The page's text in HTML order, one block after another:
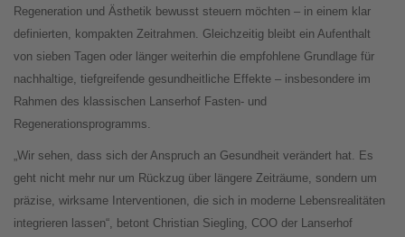
Regeneration und Ästhetik bewusst steuern möchten – in einem klar
definierten, kompakten Zeitrahmen. Gleichzeitig bleibt ein Aufenthalt
von sieben Tagen oder länger weiterhin die empfohlene Grundlage für
nachhaltige, tiefgreifende gesundheitliche Effekte – insbesondere im
Rahmen des klassischen Lanserhof Fasten- und
Regenerationsprogramms.
„Wir sehen, dass sich der Anspruch an Gesundheit verändert hat. Es
geht nicht mehr nur um Rückzug über längere Zeiträume, sondern um
präzise, wirksame Interventionen, die sich in moderne Lebensrealitäten
integrieren lassen“, betont Christian Siegling, COO der Lanserhof